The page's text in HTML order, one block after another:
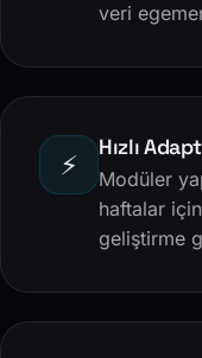
veri
⚡
Hızlı
Modüler
haftalar
geliştirme